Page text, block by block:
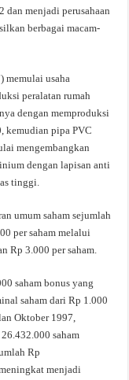
dan menjadi perusahaan
berbagai macam-
memulai usaha
peralatan rumah
dengan memproduksi
kemudian pipa PVC
mengembangkan
dengan lapisan anti
tinggi.
umum saham sejumlah
per saham melalui
Rp 3.000 per saham.
saham bonus yang
saham dari Rp 1.000
Oktober 1997,
saham
Rp
menjadi